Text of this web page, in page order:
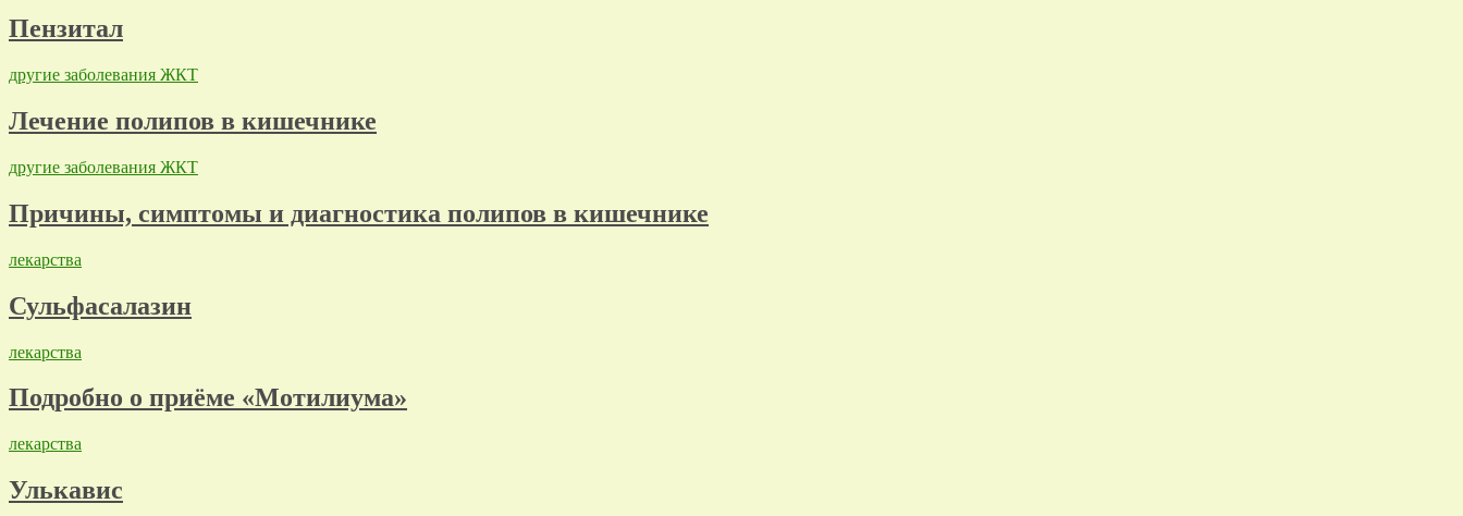
Пензитал
другие заболевания ЖКТ
Лечение полипов в кишечнике
другие заболевания ЖКТ
Причины, симптомы и диагностика полипов в кишечнике
лекарства
Сульфасалазин
лекарства
Подробно о приёме «Мотилиума»
лекарства
Улькавис